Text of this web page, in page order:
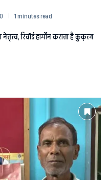
1 minutes read
रिवॉर्ड हार्मोन कराता है कुकृत्य